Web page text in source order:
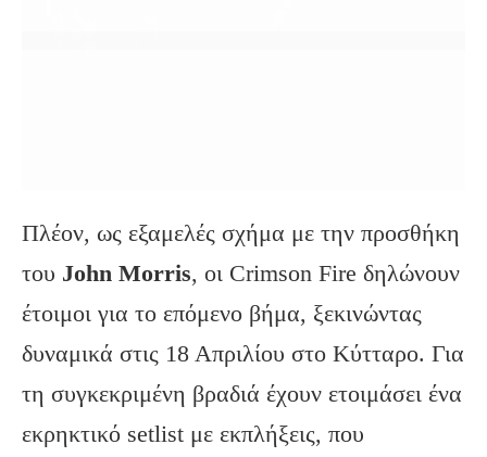
Πλέον, ως εξαμελές σχήμα με την προσθήκη
του John Morris, οι Crimson Fire δηλώνουν
έτοιμοι για το επόμενο βήμα, ξεκινώντας
δυναμικά στις 18 Απριλίου στο Κύτταρο. Για
τη συγκεκριμένη βραδιά έχουν ετοιμάσει ένα
εκρηκτικό setlist με εκπλήξεις, που